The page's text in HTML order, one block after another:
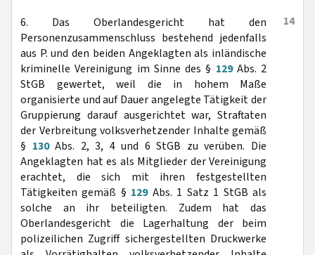
14
6. Das Oberlandesgericht hat den
Personenzusammenschluss bestehend jedenfalls
aus P. und den beiden Angeklagten als inländische
kriminelle Vereinigung im Sinne des § 129Abs. 2
StGB gewertet, weil die in hohem Maße
organisierte und auf Dauer angelegte Tätigkeit der
Gruppierung darauf ausgerichtet war, Straftaten
der Verbreitung volksverhetzender Inhalte gemäß
§ 130Abs. 2, 3, 4 und 6 StGB zu verüben. Die
Angeklagten hat es als Mitglieder der Vereinigung
erachtet, die sich mit ihren festgestellten
Tätigkeiten gemäß § 129Abs. 1 Satz 1 StGB als
solche an ihr beteiligten. Zudem hat das
Oberlandesgericht die Lagerhaltung der beim
polizeilichen Zugriff sichergestellten Druckwerke